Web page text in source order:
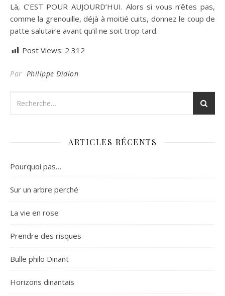
Là, C’EST POUR AUJOURD’HUI. Alors si vous n’êtes pas,
comme la grenouille, déjà à moitié cuits, donnez le coup de
patte salutaire avant qu’il ne soit trop tard.
Post Views: 2 312
Par Philippe Didion
ARTICLES RÉCENTS
Pourquoi pas…
Sur un arbre perché
La vie en rose
Prendre des risques
Bulle philo Dinant
Horizons dinantais